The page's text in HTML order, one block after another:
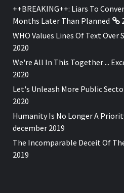
++BREAKING++: Liars To
Months Later Than Planned
WHO Values Lines Of Text Over
2020
We're All In This Together ...
2020
Let's Unleash More Public
2020
Humanity Is No Longer A
december 2019
The Incomparable Deceit Of
2019